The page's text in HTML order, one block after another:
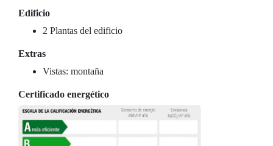
Edificio
2 Plantas del edificio
Extras
Vistas: montaña
Certificado energético